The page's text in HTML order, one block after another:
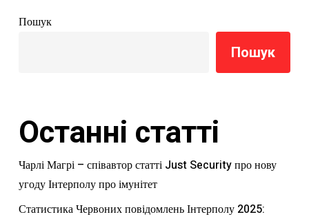
Пошук
Пошук
Останні статті
Чарлі Магрі – співавтор статті Just Security про нову
угоду Інтерполу про імунітет
Статистика Червоних повідомлень Інтерполу 2025: